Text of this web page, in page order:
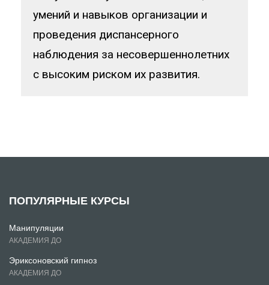
умений и навыков организации и
проведения диспансерного
наблюдения за несовершеннолетних
с высоким риском их развития.
ПОПУЛЯРНЫЕ КУРСЫ
Манипуляции
АКАДЕМИЯ ДО
Эриксоновский гипноз
АКАДЕМИЯ ДО